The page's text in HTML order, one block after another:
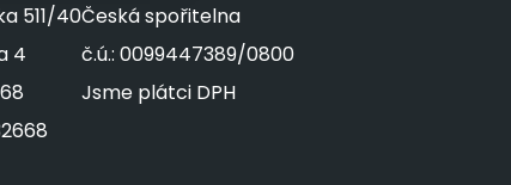
511/40
4
Česká spořitelna
č.ú.: 0099447389/0800
Jsme plátci DPH